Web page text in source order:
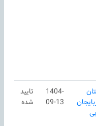
1404-
09-13
تایید
شده